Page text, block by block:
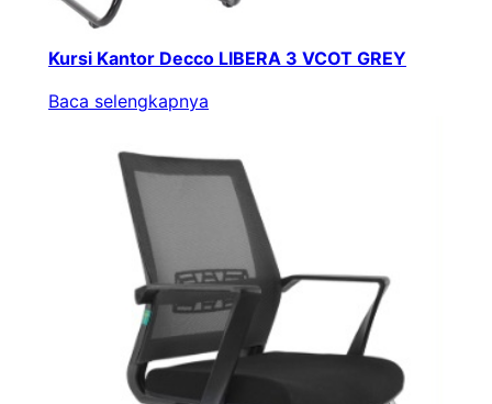
Kursi Kantor Decco LIBERA 3 VCOT GREY
Baca selengkapnya